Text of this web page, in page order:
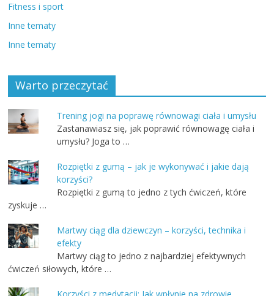
Fitness i sport
Inne tematy
Inne tematy
Warto przeczytać
Trening jogi na poprawę równowagi ciała i umysłu
Zastanawiasz się, jak poprawić równowagę ciała i
umysłu? Joga to …
Rozpiętki z gumą – jak je wykonywać i jakie dają
korzyści?
Rozpiętki z gumą to jedno z tych ćwiczeń, które
zyskuje …
Martwy ciąg dla dziewczyn – korzyści, technika i
efekty
Martwy ciąg to jedno z najbardziej efektywnych
ćwiczeń siłowych, które …